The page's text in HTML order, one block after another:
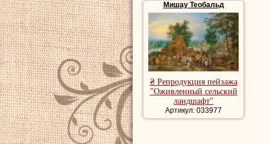
Мишау Теобальд
₴ Репродукция пейзажа
"Оживленный сельский
ландшафт"
Артикул: 033977